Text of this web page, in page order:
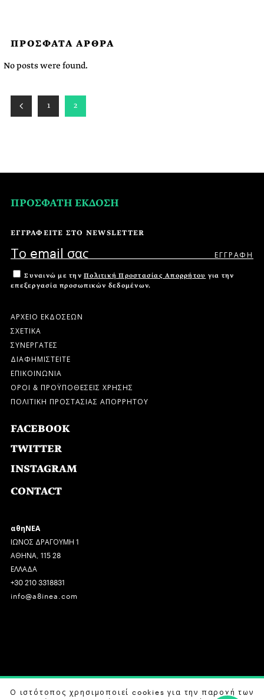
ΠΡΟΣΦΑΤΑ ΑΡΘΡΑ
No posts were found.
1 2
ΠΡΟΣΦΑΤΗ ΕΚΔΟΣΗ
ΕΓΓΡΑΦΕΙΤΕ ΣΤΟ NEWSLETTER
Συναινώ με την Πολιτική Προστασίας Απορρήτου για την
επεξεργασία προσωπικών δεδομένων.
ΑΡΧΕΙΟ ΕΚΔΟΣΕΩΝ
ΣΧΕΤΙΚΑ
ΣΥΝΕΡΓΑΤΕΣ
ΔΙΑΦΗΜΙΣΤΕΙΤΕ
ΕΠΙΚΟΙΝΩΝΙΑ
ΟΡΟΙ & ΠΡΟΫΠΟΘΕΣΕΙΣ ΧΡΗΣΗΣ
ΠΟΛΙΤΙΚΗ ΠΡΟΣΤΑΣΙΑΣ ΑΠΟΡΡΗΤΟΥ
FACEBOOK
TWITTER
INSTAGRAM
CONTACT
αθηΝΕΑ
ΙΩΝΟΣ ΔΡΑΓΟΥΜΗ 1
ΑΘΗΝΑ, 115 28
ΕΛΛΑΔΑ
+30 210 3318831
info@a8inea.com
COPYRIGHT © 2026 αθηΝΕΑ, ALL RIGHTS RESERVED.
Ο ιστότοπος χρησιμοποιεί cookies για την παροχή των